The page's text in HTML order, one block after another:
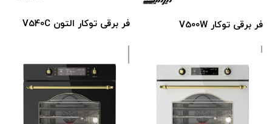
فر برقی توکار V500W فر برقی توکار التون V540C